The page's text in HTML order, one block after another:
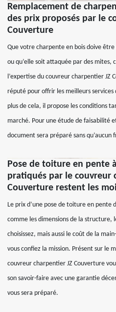
Remplacement de
des prix proposés par le
Couverture
Que votre charpente en bois doive être
ou qu’elle soit attaquée par des mites,
l’expertise du couvreur charpentier JZ
réputé pour offrir les meilleurs
plus de cela, il propose les conditions
marché. Pour une étude de faisabilité
document sera préparé sans qu’aucun
Pose de toiture en pente
pratiqués par le couvreur
Couverture restent les
Le prix d’une pose de toiture en pente
comme les dimensions de la structure,
choisissez, mais aussi le coût de la
vous confiez la mission. Présent sur le
couvreur charpentier JZ Couverture
son savoir-faire avec une garantie
vous sera préparé.